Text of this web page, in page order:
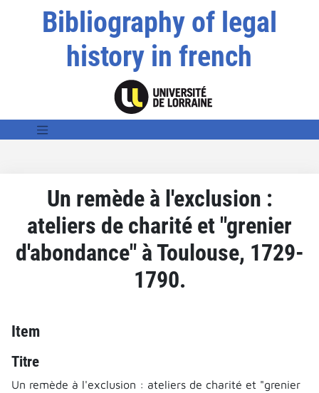
Bibliography of legal
history in french
Un remède à l'exclusion :
ateliers de charité et "grenier
d'abondance" à Toulouse, 1729-
1790.
Item
Titre
Un remède à l'exclusion : ateliers de charité et "grenier